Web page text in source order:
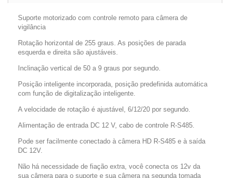
Suporte motorizado com controle remoto para câmera de
vigilância
Rotação horizontal de 255 graus. As posições de parada
esquerda e direita são ajustáveis.
Inclinação vertical de 50 a 9 graus por segundo.
Posição inteligente incorporada, posição predefinida automática
com função de digitalização inteligente.
A velocidade de rotação é ajustável, 6/12/20 por segundo.
Alimentação de entrada DC 12 V, cabo de controle R-S485.
Pode ser facilmente conectado à câmera HD R-S485 e à saída
DC 12V.
Não há necessidade de fiação extra, você conecta os 12v da
sua câmera para o suporte e sua câmera na segunda tomada